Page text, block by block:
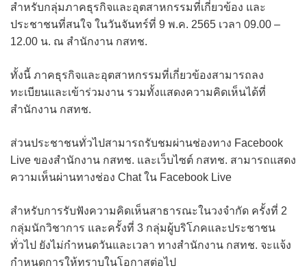
สำหรับกลุ่มภาคธุรกิจและอุตสาหกรรมที่เกี่ยวข้อง และ
ประชาชนที่สนใจ ในวันจันทร์ที่ 9 พ.ค. 2565 เวลา 09.00 –
12.00 น. ณ สำนักงาน กสทช.
ทั้งนี้ ภาคธุรกิจและอุตสาหกรรมที่เกี่ยวข้องสามารถลง
ทะเบียนและเข้าร่วมงาน รวมทั้งแสดงความคิดเห็นได้ที่
สำนักงาน กสทช.
ส่วนประชาชนทั่วไปสามารถรับชมผ่านช่องทาง Facebook
Live ของสำนักงาน กสทช. และเว็บไซต์ กสทช. สามารถแสดง
ความเห็นผ่านทางช่อง Chat ใน Facebook Live
สำหรับการรับฟังความคิดเห็นสาธารณะในวงจำกัด ครั้งที่ 2
กลุ่มนักวิชาการ และครั้งที่ 3 กลุ่มผู้บริโภคและประชาชน
ทั่วไป ยังไม่กำหนดวันและเวลา ทางสำนักงาน กสทช. จะแจ้ง
กำหนดการให้ทราบในโอกาสต่อไป